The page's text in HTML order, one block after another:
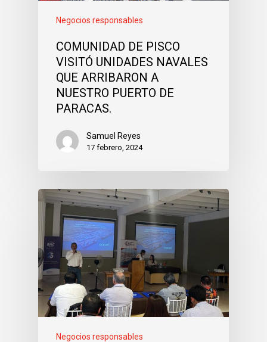
Negocios responsables
COMUNIDAD DE PISCO
VISITÓ UNIDADES NAVALES
QUE ARRIBARON A
NUESTRO PUERTO DE
PARACAS.
Samuel Reyes
17 febrero, 2024
Negocios responsables